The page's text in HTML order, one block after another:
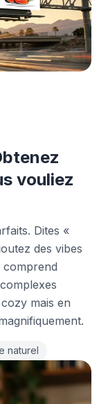
vouliez
Dites «
des vibes
comprend
mais en
naturel